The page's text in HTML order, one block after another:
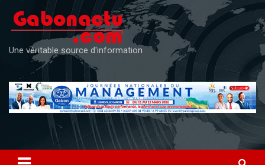
content
Une véritable source d'information